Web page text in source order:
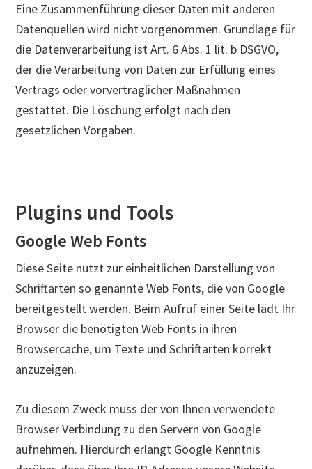
Eine Zusammenführung dieser Daten mit anderen
Datenquellen wird nicht vorgenommen. Grundlage für
die Datenverarbeitung ist Art. 6 Abs. 1 lit. b DSGVO,
der die Verarbeitung von Daten zur Erfüllung eines
Vertrags oder vorvertraglicher Maßnahmen
gestattet. Die Löschung erfolgt nach den
gesetzlichen Vorgaben.
Plugins und Tools
Google Web Fonts
Diese Seite nutzt zur einheitlichen Darstellung von
Schriftarten so genannte Web Fonts, die von Google
bereitgestellt werden. Beim Aufruf einer Seite lädt Ihr
Browser die benötigten Web Fonts in ihren
Browsercache, um Texte und Schriftarten korrekt
anzuzeigen.
Zu diesem Zweck muss der von Ihnen verwendete
Browser Verbindung zu den Servern von Google
aufnehmen. Hierdurch erlangt Google Kenntnis